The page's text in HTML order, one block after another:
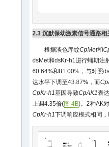
2.3 沉默保幼激素信号通路相
根据淡色库蚊CpMet和
dsMet和dsKr-h1进行蛹期注
60.64%和81.00%，与对照
达水平下调至43.87%，而
CpKr-h1基因导致CpAK1表
上调4.35倍(图 4B)。2种AK
CpKr-h1下调响应模式相同